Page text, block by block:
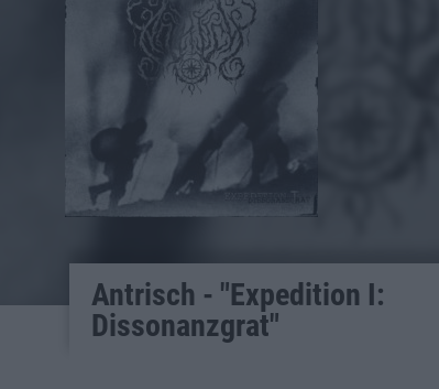
Antrisch - "Expedition I:
Dissonanzgrat"